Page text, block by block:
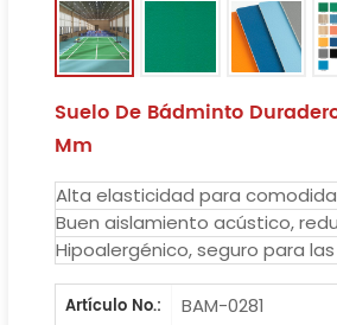
Suelo De Bádminto
Mm
Alta elasticidad para
Buen aislamiento acústico,
Hipoalergénico, seguro para
Artículo No.:
BAM-0281